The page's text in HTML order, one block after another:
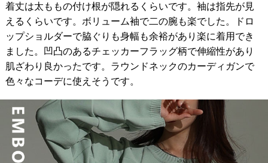
着丈は太ももの付け根が隠れるくらいです。袖は指先が見
えるくらいです。ボリューム袖で二の腕も楽でした。ドロ
ップショルダーで脇ぐりも身幅も余裕があり楽に着用でき
ました。凹凸のあるチェッカーフラッグ柄で伸縮性があり
肌ざわり良かったです。ラウンドネックのカーディガンで
色々なコーデに使えそうです。